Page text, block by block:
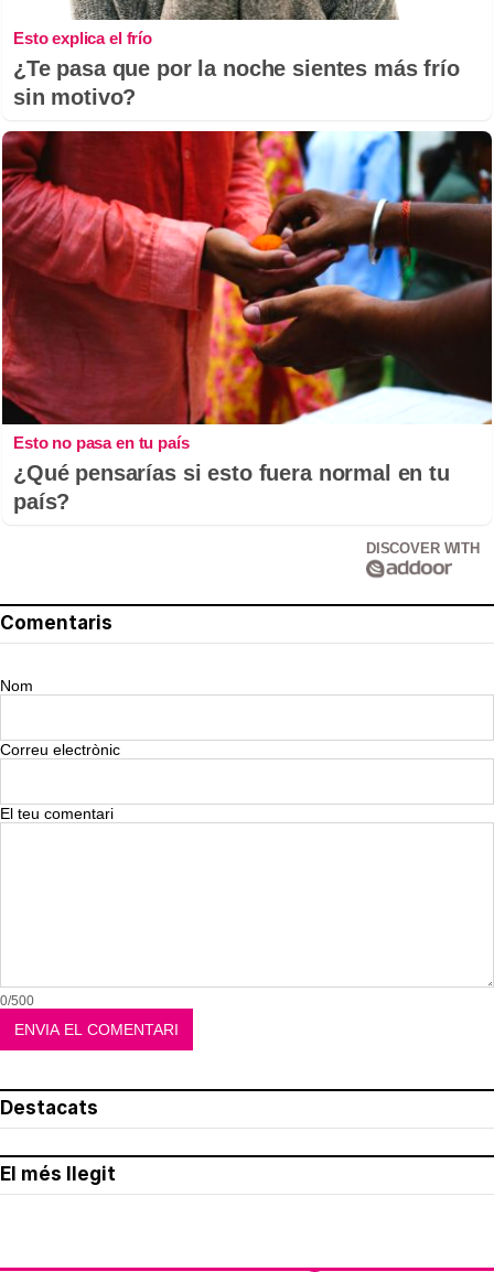
Esto explica el frío
¿Te pasa que por la noche sientes más frío
sin motivo?
Esto no pasa en tu país
¿Qué pensarías si esto fuera normal en tu
país?
DISCOVER WITH
Comentaris
Nom
Correu electrònic
El teu comentari
0/500
Destacats
El més llegit